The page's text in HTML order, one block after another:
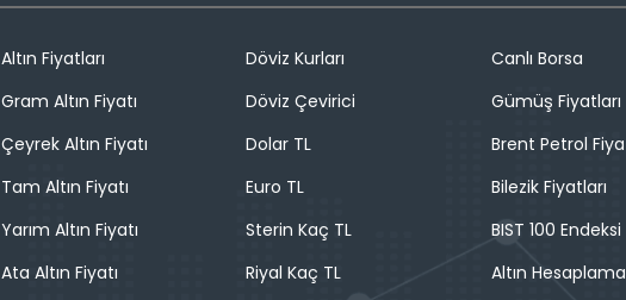
Altın Fiyatları
Gram Altın Fiyatı
Çeyrek Altın Fiyatı
Tam Altın Fiyatı
Yarım Altın Fiyatı
Ata Altın Fiyatı
Döviz Kurları
Döviz Çevirici
Dolar TL
Euro TL
Sterin Kaç TL
Riyal Kaç TL
Canlı Borsa
Gümüş Fiyatları
Brent Petrol
Bilezik Fiyatları
BIST 100 Endeksi
Altın Hesaplama